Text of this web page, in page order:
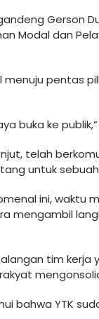
Gerson
Modal dan
menuju pentas
buka ke publik,”
telah
untuk
ini, waktu
mengambil
tim kerja
bahwa YTK